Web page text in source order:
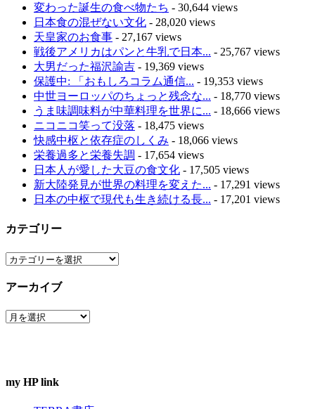
変わった誕生の食べ物たち - 30,644 views
日本食の混ぜない文化 - 28,020 views
天皇家のお食事 - 27,167 views
戦後アメリカはパンと牛乳で日本... - 25,767 views
大男だった福沢諭吉 - 19,369 views
保護中: 「おもしろコラム通信... - 19,353 views
中世ヨーロッパのちょっと残念な... - 18,770 views
うま味調味料が中華料理を世界に... - 18,666 views
ニコニコ笑って没落 - 18,475 views
快感中枢と依存症のしくみ - 18,066 views
栄養過多と栄養失調 - 17,654 views
日本人が愛した大豆の食文化 - 17,505 views
新大陸発見が世界の料理を変えた... - 17,291 views
日本の中枢で現代も生き続ける長... - 17,201 views
カテゴリー
カ
ゴ
ー
アーカイブ
ア
my HP link